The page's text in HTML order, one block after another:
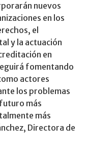
nuevos
en los
el
y la actuación
en
fomentando
actores
los problemas
más
más
Directora de